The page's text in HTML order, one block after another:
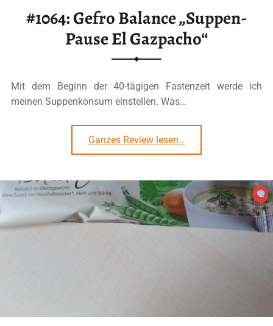
#1064: Gefro Balance „Suppen-
Pause El Gazpacho“
Mit dem Beginn der 40-tägigen Fastenzeit werde ich
meinen Suppenkonsum einstellen. Was…
Ganzes Review lesen“#1064: Gefro Balance „Suppen-Pause El Gazpacho“”
…
0